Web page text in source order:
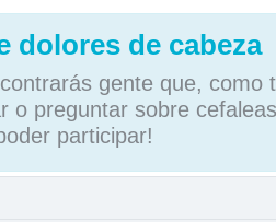
dolores de cabeza
gente que, como
o preguntar sobre
participar!